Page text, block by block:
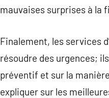
mauvaises surprises à la
Finalement, les services
résoudre des urgences;
préventif et sur la
expliquer sur les